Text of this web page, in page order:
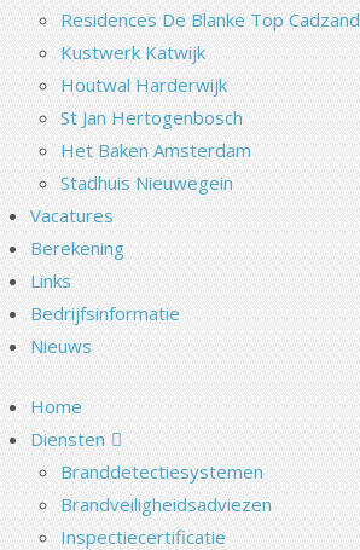
Residences De Blanke Top Cadzand
Kustwerk Katwijk
Houtwal Harderwijk
St Jan Hertogenbosch
Het Baken Amsterdam
Stadhuis Nieuwegein
Vacatures
Berekening
Links
Bedrijfsinformatie
Nieuws
Home
Diensten
Branddetectiesystemen
Brandveiligheidsadviezen
Inspectiecertificatie